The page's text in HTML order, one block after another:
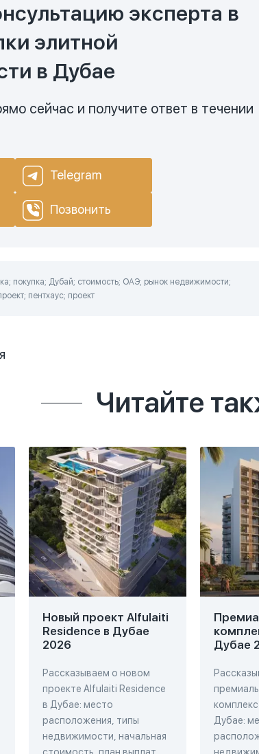
эксперта в
элитной
в Дубае
сейчас и получите ответ в течении
Telegram
Позвонить
покупка; Дубай; стоимость; ОАЭ; рынок недвижимости;
пентхаус; проект
Читайте
Новый проект Alfulaiti
Residence в Дубае
2026
Рассказываем о новом
проекте Alfulaiti Residence
в Дубае: место
расположения, типы
недвижимости, начальная
Дубае
Дубае: